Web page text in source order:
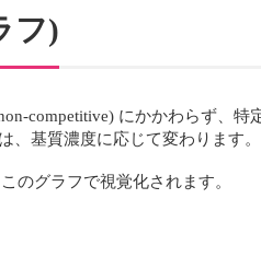
フ)
competitive) にかかわらず、特
基質濃度に応じて変わります。
のグラフで視覚化されます。